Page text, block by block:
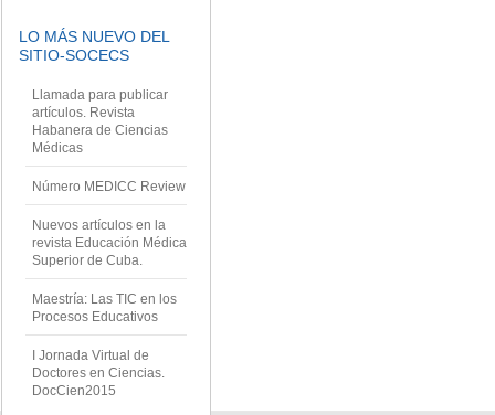
LO MÁS NUEVO DEL
SITIO-SOCECS
Llamada para publicar
artículos. Revista
Habanera de Ciencias
Médicas
Número MEDICC Review
Nuevos artículos en la
revista Educación Médica
Superior de Cuba.
Maestría: Las TIC en los
Procesos Educativos
I Jornada Virtual de
Doctores en Ciencias.
DocCien2015